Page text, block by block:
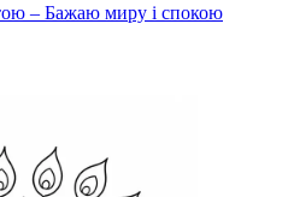
– Бажаю миру і спокою